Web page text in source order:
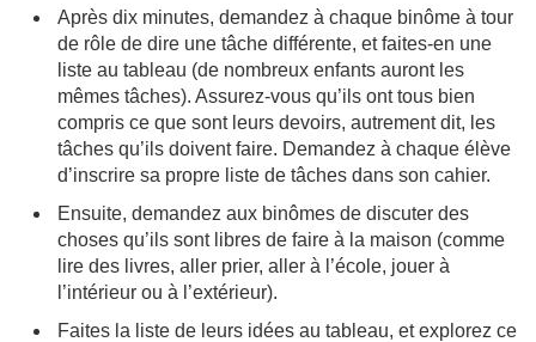
Après dix minutes, demandez à chaque binôme à tour
de rôle de dire une tâche différente, et faites-en une
liste au tableau (de nombreux enfants auront les
mêmes tâches). Assurez-vous qu’ils ont tous bien
compris ce que sont leurs devoirs, autrement dit, les
tâches qu’ils doivent faire. Demandez à chaque élève
d’inscrire sa propre liste de tâches dans son cahier.
Ensuite, demandez aux binômes de discuter des
choses qu’ils sont libres de faire à la maison (comme
lire des livres, aller prier, aller à l’école, jouer à
l’intérieur ou à l’extérieur).
Faites la liste de leurs idées au tableau, et explorez ce